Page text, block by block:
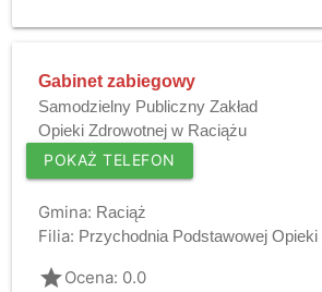
Gabinet zabiegowy
Samodzielny Publiczny Zakład
Opieki Zdrowotnej w Raciążu
POKAŻ TELEFON
Gmina: Raciąż
Filia: Przychodnia Podstawowej Opieki
gradeOcena: 0.0